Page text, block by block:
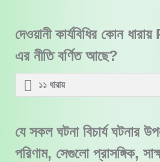
দেওয়ানী কার্যবিধির কোন
এর নীতি বর্ণিত আছে?
১১ ধারায়
যে সকল ঘটনা বিচার্য ঘটনার
পরিণাম, সেগুলো প্রাসঙ্গিক,